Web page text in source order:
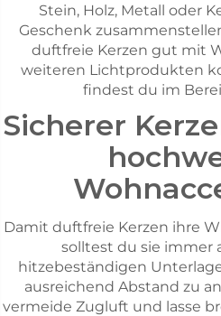
Stein, Holz, Metall oder
Geschenk
duftfreie Kerzen gut mit
weiteren Lichtprodukten
findest du im
Sicherer
Damit duftfreie Kerzen ihre
solltest du sie immer
hitzebeständigen
ausreichend Abstand zu
vermeide Zugluft und lasse